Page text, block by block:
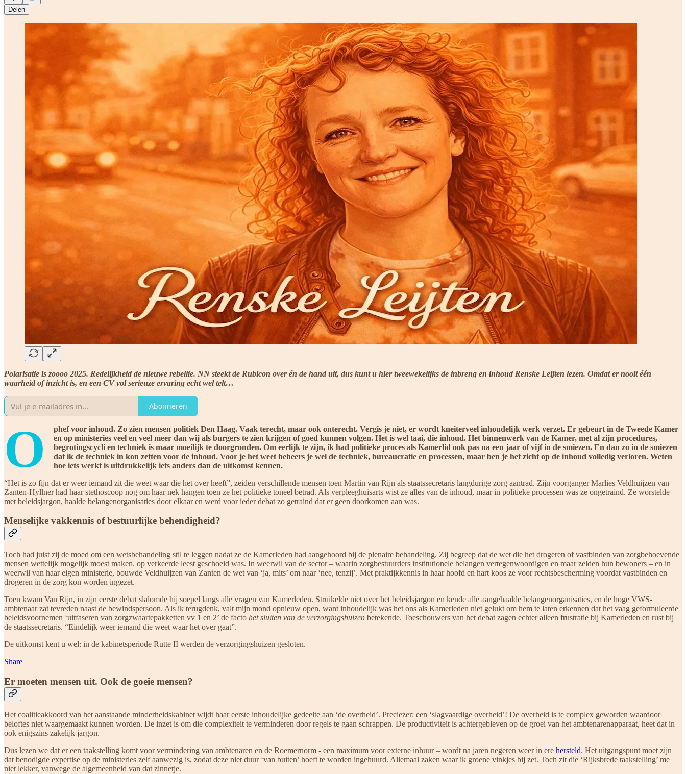
Delen
Polarisatie is zoooo 2025. Redelijkheid de nieuwe rebellie. NN steekt de Rubicon over én de hand uit, dus kunt u hier tweewekelijks de inbreng en inhoud Renske Leijten lezen. Omdat er nooit één
waarheid of inzicht is, en een CV vol serieuze ervaring echt wel telt…
Abonneren
O
phef voor inhoud. Zo zien mensen politiek Den Haag. Vaak terecht, maar ook onterecht. Vergis je niet, er wordt kneiterveel inhoudelijk werk verzet. Er gebeurt in de Tweede Kamer
en op ministeries veel en veel meer dan wij als burgers te zien krijgen of goed kunnen volgen. Het is wel taai, die inhoud. Het binnenwerk van de Kamer, met al zijn procedures,
begrotingscycli en techniek is maar moeilijk te doorgronden. Om eerlijk te zijn, ik had politieke proces als Kamerlid ook pas na een jaar of vijf in de smiezen. En dan zo in de smiezen
dat ik de techniek in kon zetten voor de inhoud. Voor je het weet beheers je wel de techniek, bureaucratie en processen, maar ben je het zicht op de inhoud volledig verloren. Weten
hoe iets werkt is uitdrukkelijk iets anders dan de uitkomst kennen.
“Het is zo fijn dat er weer iemand zit die weet waar die het over heeft”, zeiden verschillende mensen toen Martin van Rijn als staatssecretaris langdurige zorg aantrad. Zijn voorganger Marlies Veldhuijzen van
Zanten-Hyllner had haar stethoscoop nog om haar nek hangen toen ze het politieke toneel betrad. Als verpleeghuisarts wist ze alles van de inhoud, maar in politieke processen was ze ongetraind. Ze worstelde
met beleidsjargon, haalde belangenorganisaties door elkaar en werd voor ieder debat zo getraind dat er geen doorkomen aan was.
Menselijke vakkennis of bestuurlijke behendigheid?
Toch had juist zij de moed om een wetsbehandeling stil te leggen nadat ze de Kamerleden had aangehoord bij de plenaire behandeling. Zij begreep dat de wet die het drogeren of vastbinden van zorgbehoevende
mensen wettelijk mogelijk moest maken. op verkeerde leest geschoeid was. In weerwil van de sector – waarin zorgbestuurders institutionele belangen vertegenwoordigen en maar zelden hun bewoners – en in
weerwil van haar eigen ministerie, bouwde Veldhuijzen van Zanten de wet van ‘ja, mits’ om naar ‘nee, tenzij’. Met praktijkkennis in haar hoofd en hart koos ze voor rechtsbescherming voordat vastbinden en
drogeren in de zorg kon worden ingezet.
Toen kwam Van Rijn, in zijn eerste debat slalomde hij soepel langs alle vragen van Kamerleden. Struikelde niet over het beleidsjargon en kende alle aangehaalde belangenorganisaties, en de hoge VWS-
ambtenaar zat tevreden naast de bewindspersoon. Als ik terugdenk, valt mijn mond opnieuw open, want inhoudelijk was het ons als Kamerleden niet gelukt om hem te laten erkennen dat het vaag geformuleerde
beleidsvoornemen ‘uitfaseren van zorgzwaartepakketten vv 1 en 2’ de facto het sluiten van de verzorgingshuizen betekende. Toeschouwers van het debat zagen echter alleen frustratie bij Kamerleden en rust bij
de staatssecretaris. “Eindelijk weer iemand die weet waar het over gaat”.
De uitkomst kent u wel: in de kabinetsperiode Rutte II werden de verzorgingshuizen gesloten.
Share
Er moeten mensen uit. Ook de goeie mensen?
Het coalitieakkoord van het aanstaande minderheidskabinet wijdt haar eerste inhoudelijke gedeelte aan ‘de overheid’. Preciezer: een ‘slagvaardige overheid’! De overheid is te complex geworden waardoor
beloftes niet waargemaakt kunnen worden. De inzet is om die complexiteit te verminderen door regels te gaan schrappen. De productiviteit is achtergebleven op de groei van het ambtenarenapparaat, heet dat in
ook enigszins zakelijk jargon.
Dus lezen we dat er een taakstelling komt voor vermindering van ambtenaren en de Roemernorm - een maximum voor externe inhuur – wordt na jaren negeren weer in ere hersteld. Het uitgangspunt moet zijn
dat benodigde expertise op de ministeries zelf aanwezig is, zodat deze niet duur ‘van buiten’ hoeft te worden ingehuurd. Allemaal zaken waar ik groene vinkjes bij zet. Toch zit die ‘Rijksbrede taakstelling’ me
niet lekker, vanwege de algemeenheid van dat zinnetje.